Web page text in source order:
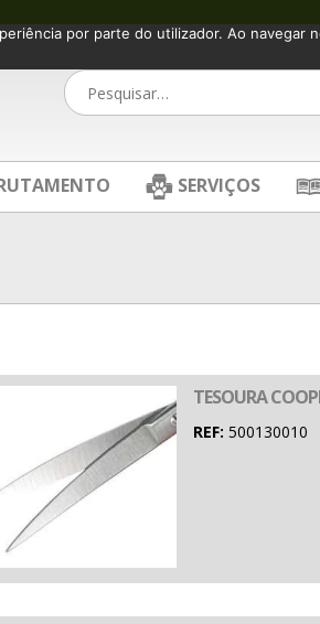
SERVIÇOS
TESOURA
REF: 500130010
por parte do utilizador. Ao navegar